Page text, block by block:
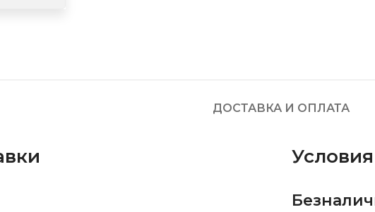
ДОСТАВКА И ОПЛАТА